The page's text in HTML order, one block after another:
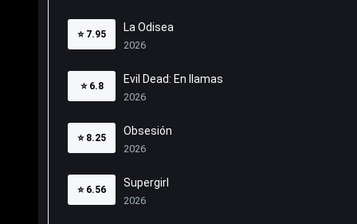
⭐ 7.95
La Odisea
2026
⭐ 6.8
Evil Dead: En llamas
2026
⭐ 8.25
Obsesión
2026
⭐ 6.56
Supergirl
2026